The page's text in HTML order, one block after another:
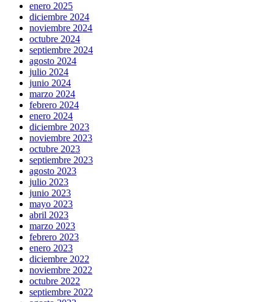
enero 2025
diciembre 2024
noviembre 2024
octubre 2024
septiembre 2024
agosto 2024
julio 2024
junio 2024
marzo 2024
febrero 2024
enero 2024
diciembre 2023
noviembre 2023
octubre 2023
septiembre 2023
agosto 2023
julio 2023
junio 2023
mayo 2023
abril 2023
marzo 2023
febrero 2023
enero 2023
diciembre 2022
noviembre 2022
octubre 2022
septiembre 2022